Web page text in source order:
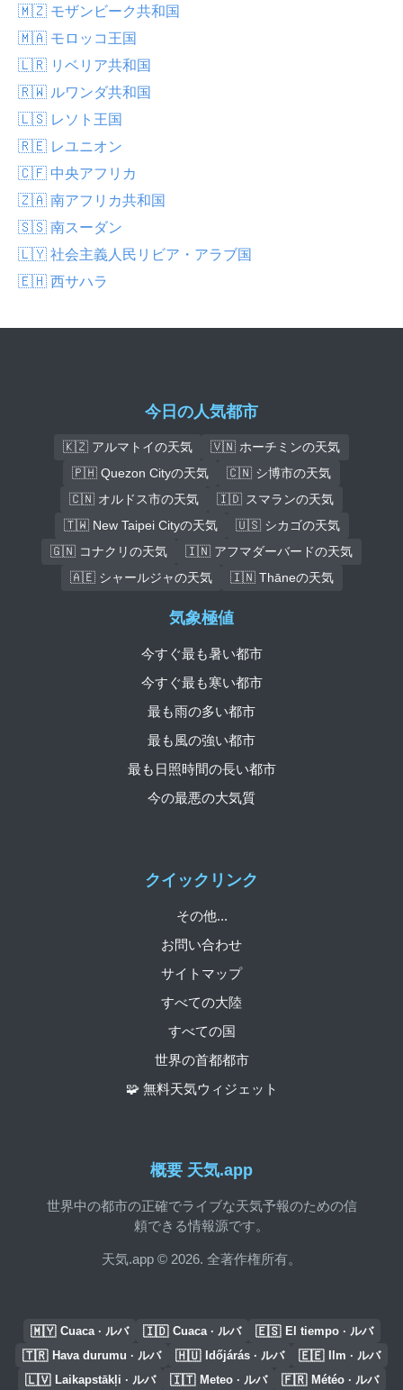
🇲🇿 モザンビーク共和国
🇲🇦 モロッコ王国
🇱🇷 リベリア共和国
🇷🇼 ルワンダ共和国
🇱🇸 レソト王国
🇷🇪 レユニオン
🇨🇫 中央アフリカ
🇿🇦 南アフリカ共和国
🇸🇸 南スーダン
🇱🇾 社会主義人民リビア・アラブ国
🇪🇭 西サハラ
今日の人気都市
🇰🇿 アルマトイの天気
🇻🇳 ホーチミンの天気
🇵🇭 Quezon Cityの天気
🇨🇳 シ博市の天気
🇨🇳 オルドス市の天気
🇮🇩 スマランの天気
🇹🇼 New Taipei Cityの天気
🇺🇸 シカゴの天気
🇬🇳 コナクリの天気
🇮🇳 アフマダーバードの天気
🇦🇪 シャールジャの天気
🇮🇳 Thāneの天気
概要 天気.app
世界中の都市の正確でライブな天気予報のための信
頼できる情報源です。
天気.app © 2026. 全著作権所有。
クイックリンク
その他...
お問い合わせ
サイトマップ
すべての大陸
すべての国
世界の首都都市
🧩 無料天気ウィジェット
気象極値
今すぐ最も暑い都市
今すぐ最も寒い都市
最も雨の多い都市
最も風の強い都市
最も日照時間の長い都市
今の最悪の大気質
🇲🇾 Cuaca · ルバ 🇮🇩 Cuaca · ルバ 🇪🇸 El tiempo · ルバ
🇹🇷 Hava durumu · ルバ 🇭🇺 Időjárás · ルバ 🇪🇪 Ilm · ルバ
🇱🇻 Laikapstākļi · ルバ 🇮🇹 Meteo · ルバ 🇫🇷 Météo · ルバ